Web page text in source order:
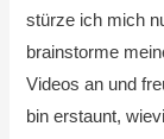
stürze ich mich
brainstorme
Videos an und
bin erstaunt,